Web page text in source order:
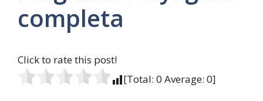
completa
Click to rate this post!
[Total: 0 Average: 0]